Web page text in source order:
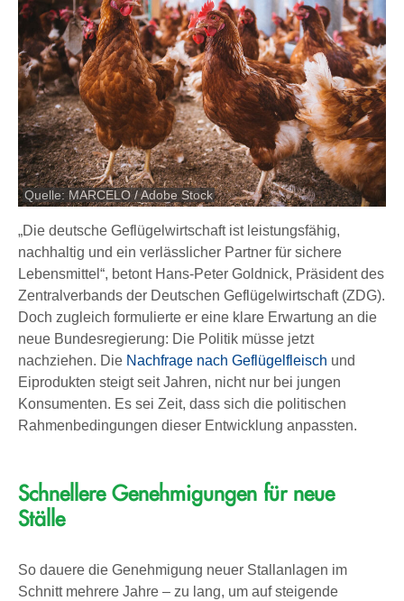
Quelle: MARCELO / Adobe Stock
„Die deutsche Geflügelwirtschaft ist leistungsfähig,
nachhaltig und ein verlässlicher Partner für sichere
Lebensmittel“, betont Hans-Peter Goldnick, Präsident des
Zentralverbands der Deutschen Geflügelwirtschaft (ZDG).
Doch zugleich formulierte er eine klare Erwartung an die
neue Bundesregierung: Die Politik müsse jetzt
nachziehen. Die Nachfrage nach Geflügelfleisch und
Eiprodukten steigt seit Jahren, nicht nur bei jungen
Konsumenten. Es sei Zeit, dass sich die politischen
Rahmenbedingungen dieser Entwicklung anpassten.
Schnellere Genehmigungen für neue
Ställe
So dauere die Genehmigung neuer Stallanlagen im
Schnitt mehrere Jahre – zu lang, um auf steigende